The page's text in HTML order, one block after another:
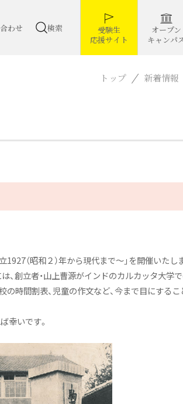
わせ 検索
受験生
応援サイト
オープン
キャンパ
トップ 新着情報
（昭和２）年から現代まで～」を開催いたし
創立者・山上曹源がインドのカルカッタ大学
時間割表、児童の作文など、今まで目にする
幸いです。